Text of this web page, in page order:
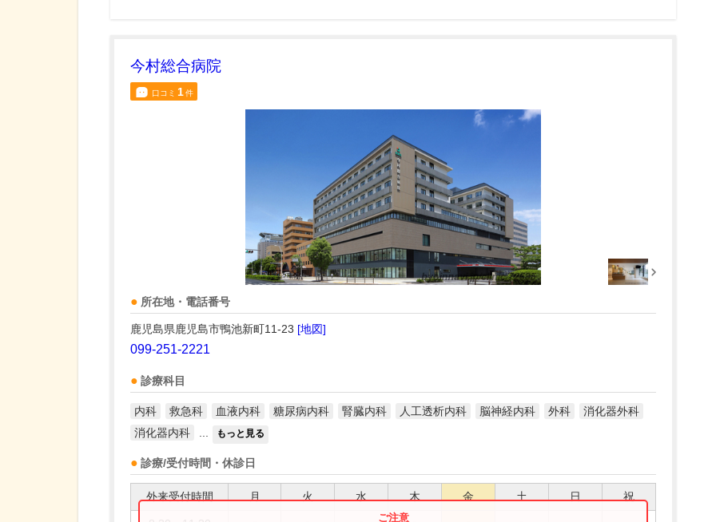
今村総合病院
口コミ 1件
所在地・電話番号
鹿児島県鹿児島市鴨池新町11-23 [地図]
099-251-2221
診療科目
内科 救急科 血液内科 糖尿病内科 腎臓内科 人工透析内科 脳神経内科 外科
消化器外科
消化器内科
もっと見る
診療/受付時間・休診日
外来受付時間 月 火 水 木 金 土 日 祝